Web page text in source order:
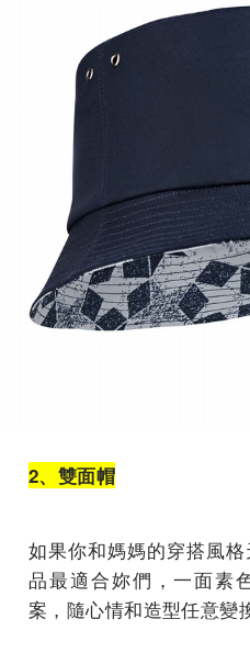
2、雙面帽
如果你和媽媽的穿搭風
品最適合妳們，一面素
案，隨心情和造型任意變